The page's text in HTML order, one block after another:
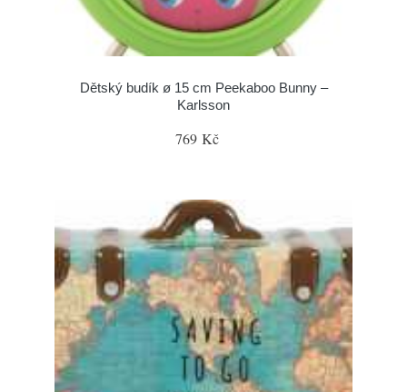
Dětský budík ø 15 cm Peekaboo Bunny –
Karlsson
769 Kč